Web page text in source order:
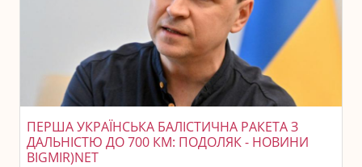
ПЕРША УКРАЇНСЬКА БАЛІСТИЧНА РАКЕТА З
ДАЛЬНІСТЮ ДО 700 КМ: ПОДОЛЯК - НОВИНИ
BIGMIR)NET